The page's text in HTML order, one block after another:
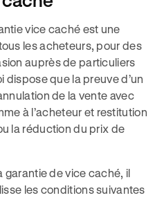
vice caché est une
les acheteurs, pour des
auprès de particuliers
dispose que la preuve d’un
de la vente avec
à l’acheteur et restitution
la réduction du prix de
garantie de vice caché, il
les conditions suivantes